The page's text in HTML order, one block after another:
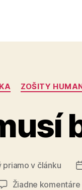
Kategórie
ZOŠITY
priamo v článku
Žiadne komentáre